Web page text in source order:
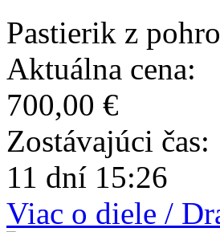
Pastierik z
Aktuálna cena:
700,00 €
Zostávajúci čas:
11 dní 15:26
Viac o diele /